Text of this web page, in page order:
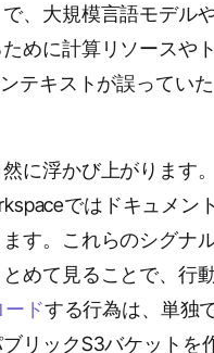
、大規模言語モデル
めに計算リソースや
テキストが誤ってい
に浮かび上がります
ではドキュメン
す。これらのシグナ
めて見ることで、行
ドする行為は、単独
リックS3バケットを